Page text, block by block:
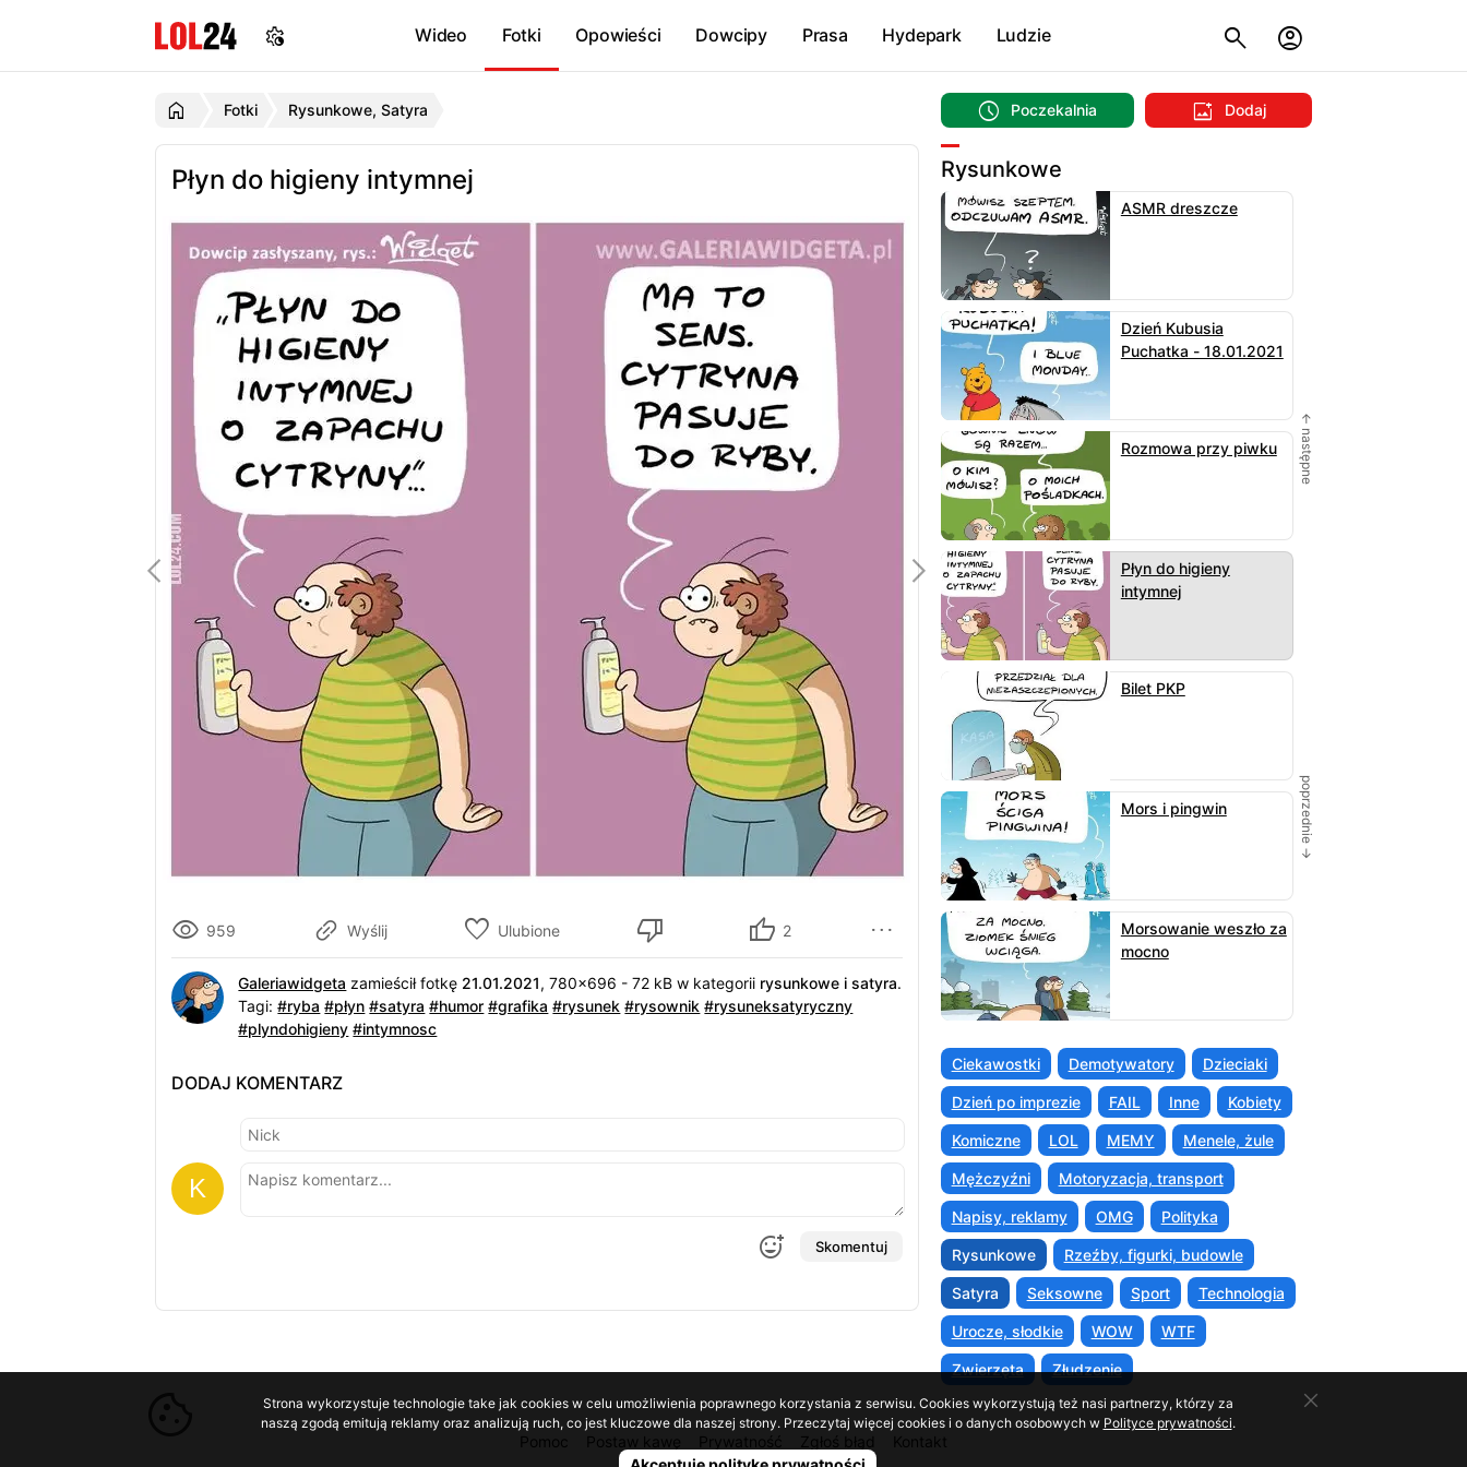
Wideo Fotki Opowieści Dowcipy Prasa Hydepark Ludzie
Fotki Rysunkowe, Satyra
Płyn do higieny intymnej
959 Wyślij Ulubione 2
Galeriawidgeta zamieścił fotkę 21.01.2021, 780x696 - 72 kB w kategorii rysunkowe i satyra.
Tagi:#ryba #płyn #satyra #humor #grafika #rysunek #rysownik #rysuneksatyryczny
#plyndohigieny #intymnosc
DODAJ KOMENTARZ
Skomentuj
Poczekalnia Dodaj
Rysunkowe
ASMR dreszcze
Dzień Kubusia
Puchatka - 18.01.2021
Rozmowa przy piwku
Płyn do higieny
intymnej
Bilet PKP
Mors i pingwin
Morsowanie weszło za
mocno
← następne
poprzednie →
Ciekawostki Demotywatory Dzieciaki
Dzień po imprezie FAIL Inne Kobiety
Komiczne LOL MEMY Menele, żule
Mężczyźni Motoryzacja, transport
Napisy, reklamy OMG Polityka
Rysunkowe Rzeźby, figurki, budowle
Satyra Seksowne Sport Technologia
Urocze, słodkie WOW WTF
Zwierzęta Złudzenie
Pomoc Postaw kawę Prywatność Zgłoś błąd
Kontakt
Strona wykorzystuje technologie take jak cookies w celu umożliwienia poprawnego korzystania z serwisu. Cookies wykorzystują też nasi partnerzy, którzy za
naszą zgodą emitują reklamy oraz analizują ruch, co jest kluczowe dla naszej strony. Przeczytaj więcej cookies i o danych osobowych w Polityce prywatności.